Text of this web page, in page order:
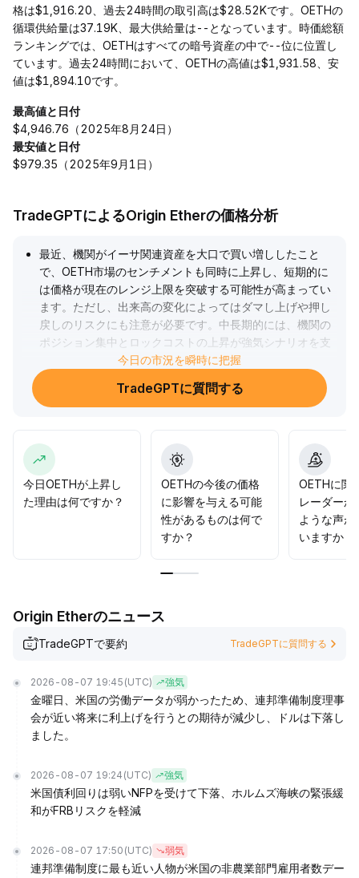
格は$1,916.20、過去24時間の取引高は$28.52Kです。OETHの
循環供給量は37.19K、最大供給量は--となっています。時価総額
ランキングでは、OETHはすべての暗号資産の中で--位に位置し
ています。過去24時間において、OETHの高値は$1,931.58、安
値は$1,894.10です。
最高値と日付
$4,946.76（2025年8月24日）
最安値と日付
$979.35（2025年9月1日）
TradeGPTによるOrigin Etherの価格分析
最近、機関がイーサ関連資産を大口で買い増ししたこと
で、OETH市場のセンチメントも同時に上昇し、短期的に
は価格が現在のレンジ上限を突破する可能性が高まってい
ます。ただし、出来高の変化によってはダマし上げや押し
戻しのリスクにも注意が必要です。中長期的には、機関の
ポジション集中とロックコストの上昇が強気シナリオを支
えています。投資家は短期的に主要なレジスタンスゾーン
（現値より3～5％上を観察窓口とすることを推奨）を注視
しつつ、中長期的な保有で構造的な上昇のチャンスを捉え
今日の市況を瞬時に把握
TradeGPTに質問する
今日OETHが上昇し
た理由は何ですか？
OETHの今後の価格
に影響を与える可能
性があるものは何で
すか？
OETHに関
レーダーか
ような声が
いますか？
Origin Etherのニュース
TradeGPTで要約 TradeGPTに質問する
2026-08-07 19:45 (UTC) 強気
金曜日、米国の労働データが弱かったため、連邦準備制度理事
会が近い将来に利上げを行うとの期待が減少し、ドルは下落し
ました。
2026-08-07 19:24 (UTC) 強気
米国債利回りは弱いNFPを受けて下落、ホルムズ海峡の緊張緩
和がFRBリスクを軽減
2026-08-07 17:50 (UTC) 弱気
連邦準備制度に最も近い人物が米国の非農業部門雇用者数デー